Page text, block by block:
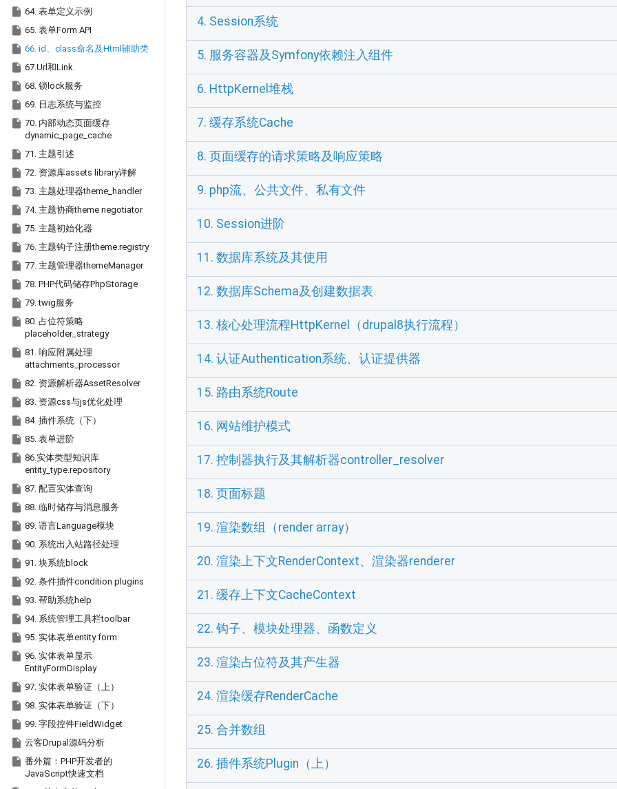
 64. 表单定义示例
 65. 表单Form API
 66. id、class命名及Html辅助类
 67.Url和Link
 68. 锁lock服务
 69. 日志系统与监控
 70. 内部动态页面缓存
dynamic_page_cache
 71. 主题引述
 72. 资源库assets library详解
 73. 主题处理器theme_handler
 74. 主题协商theme negotiator
 75. 主题初始化器
 76. 主题钩子注册theme.registry
 77. 主题管理器themeManager
 78. PHP代码储存PhpStorage
 79. twig服务
 80. 占位符策略
placeholder_strategy
 81. 响应附属处理
attachments_processor
 82. 资源解析器AssetResolver
 83. 资源css与js优化处理
 84. 插件系统（下）
 85. 表单进阶
 86.实体类型知识库
entity_type.repository
 87. 配置实体查询
 88. 临时储存与消息服务
 89. 语言Language模块
 90. 系统出入站路径处理
 91. 块系统block
 92. 条件插件condition plugins
 93. 帮助系统help
 94. 系统管理工具栏toolbar
 95. 实体表单entity form
 96. 实体表单显示
EntityFormDisplay
 97. 实体表单验证（上）
 98. 实体表单验证（下）
 99. 字段控件FieldWidget
 云客Drupal源码分析
 番外篇：PHP开发者的
JavaScript快速文档
4. Session系统
5. 服务容器及Symfony依赖注入组件
6. HttpKernel堆栈
7. 缓存系统Cache
8. 页面缓存的请求策略及响应策略
9. php流、公共文件、私有文件
10. Session进阶
11. 数据库系统及其使用
12. 数据库Schema及创建数据表
13. 核心处理流程HttpKernel（drupal8执行流程）
14. 认证Authentication系统、认证提供器
15. 路由系统Route
16. 网站维护模式
17. 控制器执行及其解析器controller_resolver
18. 页面标题
19. 渲染数组（render array）
20. 渲染上下文RenderContext、渲染器renderer
21. 缓存上下文CacheContext
22. 钩子、模块处理器、函数定义
23. 渲染占位符及其产生器
24. 渲染缓存RenderCache
25. 合并数组
26. 插件系统Plugin（上）